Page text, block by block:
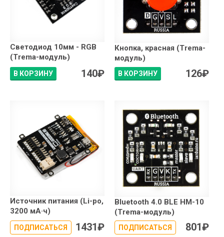
Светодиод 10мм - RGB
(Trema-модуль)
В КОРЗИНУ 140₽
Кнопка, красная (Trema-
модуль)
В КОРЗИНУ 126₽
Источник питания (Li-po,
3200 мА·ч)
ПОДПИСАТЬСЯ 1431₽
Bluetooth 4.0 BLE HM-10
(Trema-модуль)
ПОДПИСАТЬСЯ 801₽